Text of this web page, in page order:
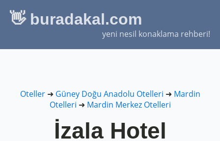
👋 buradakal.com
yeni nesil konaklama rehberi!
Oteller➜ Güney Doğu Anadolu Otelleri ➜ Mardin
Otelleri ➜ Mardin Merkez Otelleri
İzala Hotel